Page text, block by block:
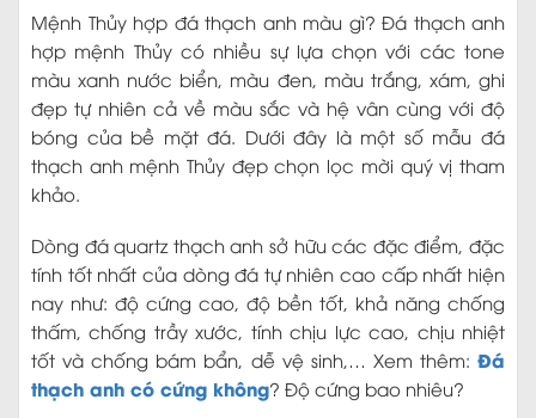
Mệnh Thủy hợp đá thạch anh màu gì? Đá thạch anh
hợp mệnh Thủy có nhiều sự lựa chọn với các tone
màu xanh nước biển, màu đen, màu trắng, xám, ghi
đẹp tự nhiên cả về màu sắc và hệ vân cùng với độ
bóng của bề mặt đá. Dưới đây là một số mẫu đá
thạch anh mệnh Thủy đẹp chọn lọc mời quý vị tham
khảo.
Dòng đá quartz thạch anh sở hữu các đặc điểm, đặc
tính tốt nhất của dòng đá tự nhiên cao cấp nhất hiện
nay như: độ cứng cao, độ bền tốt, khả năng chống
thấm, chống trầy xước, tính chịu lực cao, chịu nhiệt
tốt và chống bám bẩn, dễ vệ sinh,… Xem thêm: Đá
thạch anh có cứng không? Độ cứng bao nhiêu?